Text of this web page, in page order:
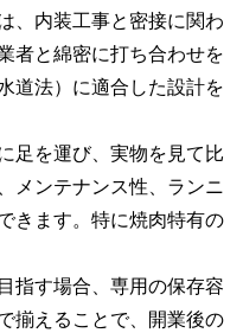
、内装工事と密接に関わ
者と綿密に打ち合わせを
道法）に適合した設計を
足を運び、実物を見て比
メンテナンス性、ランニ
きます。特に焼肉特有の
指す場合、専用の保存容
揃えることで、開業後の